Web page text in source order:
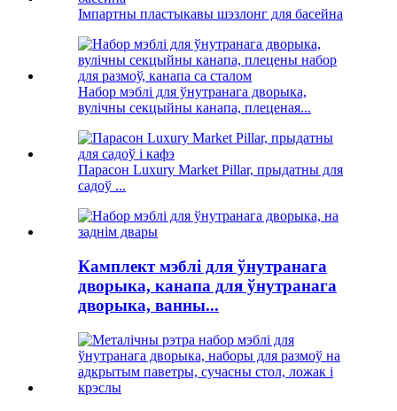
Імпартны пластыкавы шэзлонг для басейна
Набор мэблі для ўнутранага дворыка,
вулічны секцыйны канапа, плеценая...
Парасон Luxury Market Pillar, прыдатны для
садоў ...
Камплект мэблі для ўнутранага
дворыка, канапа для ўнутранага
дворыка, ванны...